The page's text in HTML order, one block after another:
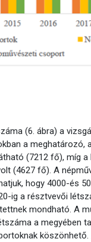
(6. ábra) a
a meghatározó,
(7212 fő), míg a
(4627 fő). A
hogy 4000-és
ig a résztvevői
mondható. A
a megyében
köszönhető.